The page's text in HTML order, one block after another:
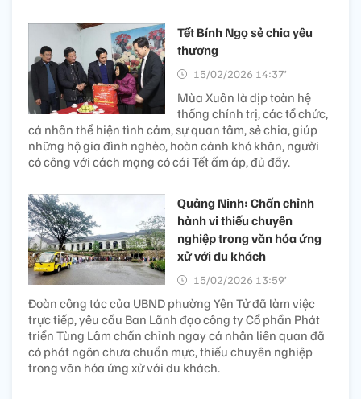
Tết Bính Ngọ sẻ chia yêu
thương
15/02/2026 14:37’
Mùa Xuân là dịp toàn hệ
thống chính trị, các tổ chức,
cá nhân thể hiện tình cảm, sự quan tâm, sẻ chia, giúp
những hộ gia đình nghèo, hoàn cảnh khó khăn, người
có công với cách mạng có cái Tết ấm áp, đủ đầy.
Quảng Ninh: Chấn chỉnh
hành vi thiếu chuyên
nghiệp trong văn hóa ứng
xử với du khách
15/02/2026 13:59’
Đoàn công tác của UBND phường Yên Tử đã làm việc
trực tiếp, yêu cầu Ban Lãnh đạo công ty Cổ phần Phát
triển Tùng Lâm chấn chỉnh ngay cá nhân liên quan đã
có phát ngôn chưa chuẩn mực, thiếu chuyên nghiệp
trong văn hóa ứng xử với du khách.